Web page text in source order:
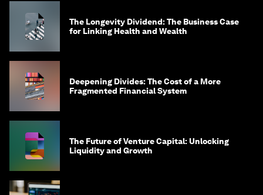
The Longevity Dividend: The Business Case
for Linking Health and Wealth
Deepening Divides: The Cost of a More
Fragmented Financial System
The Future of Venture Capital: Unlocking
Liquidity and Growth